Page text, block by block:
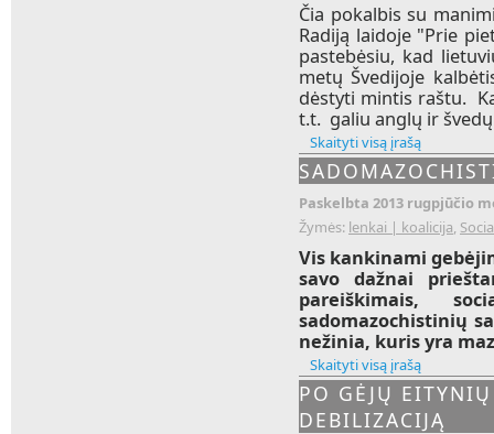
Čia pokalbis su
Radiją laidoje "Prie
pastebėsiu, kad
metų Švedijoje
dėstyti mintis raštu.
t.t. galiu anglų ir
Skaityti visą įrašą
Paskelbta 2013 rugpjūčio
Žymės: lenkai | koalicija,
Vis kankinami
savo dažnai
pareiškimais,
sadomazochistinių
nežinia, kuris yra
Skaityti visą įrašą
PO GĖJŲ
DEBILIZACIJĄ